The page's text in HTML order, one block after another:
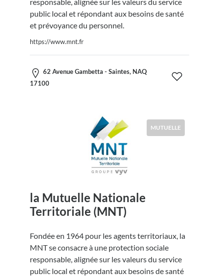
responsable, alignée sur les valeurs du service
public local et répondant aux besoins de santé
et prévoyance du personnel.
https://www.mnt.fr
62 Avenue Gambetta - Saintes, NAQ
17100
MUTUELLE
la Mutuelle Nationale
Territoriale (MNT)
Fondée en 1964 pour les agents territoriaux, la
MNT se consacre à une protection sociale
responsable, alignée sur les valeurs du service
public local et répondant aux besoins de santé